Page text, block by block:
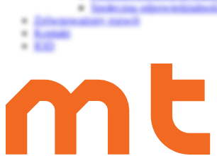
Społeczna
Zrównoważony rozwój
Kontakt
IOD